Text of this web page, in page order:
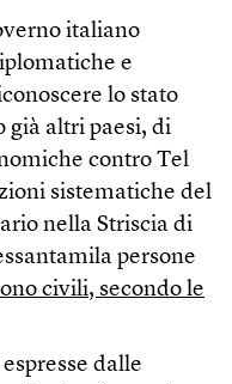
italiano
e
lo stato
già altri paesi, di
contro Tel
sistematiche del
nella Striscia di
persone
civili, secondo le
dalle